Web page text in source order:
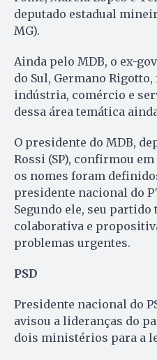
deputado estadual
MG).
Ainda pelo MDB, o ex-
do Sul, Germano
indústria, comércio e
dessa área temática
O presidente do MDB,
Rossi (SP), confirmou
os nomes foram
presidente nacional do
Segundo ele, seu partido
colaborativa e
problemas urgentes.
PSD
Presidente nacional do
avisou a lideranças do
dois ministérios para a